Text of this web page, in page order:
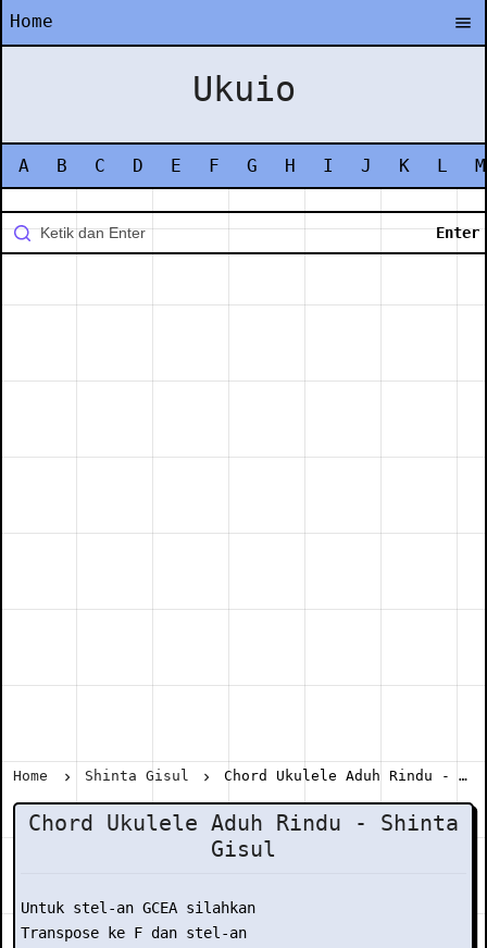
Home
Ukuio
A B C D E F G H I J K L M
Home Shinta Gisul Chord Ukulele Aduh Rindu - Shinta Gisul
Chord Ukulele Aduh Rindu - Shinta
Gisul
Untuk stel-an GCEA silahkan
Transpose ke F dan stel-an